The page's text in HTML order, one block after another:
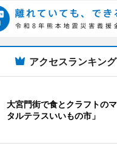
アクセスランキング
大宮門街で食とクラフトの
タルテラスいいもの市」